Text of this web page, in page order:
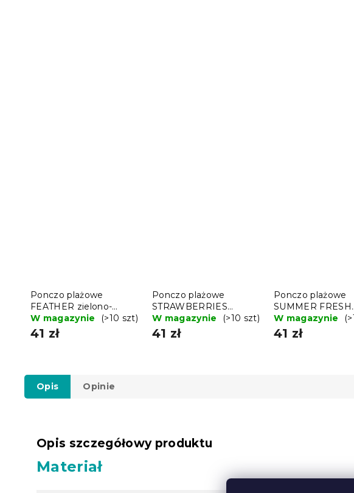
Ponczo plażowe
FEATHER zielono-
niebieskie 80x145 cm
W magazynie (>10 szt)
41 zł
Ponczo plażowe
STRAWBERRIES
różowe 80x145 cm
W magazynie (>10 szt)
41 zł
Ponczo plażowe
SUMMER FRESH
niebiesko-żółte
cm
W magazynie
41 zł
Opis Opinie
Opis szczegółowy produktu
Materiał